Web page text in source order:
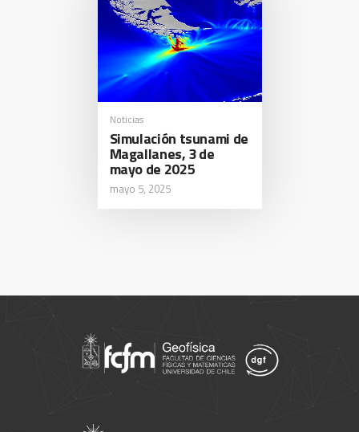
Noticias
Simulación tsunami de
Magallanes, 3 de
mayo de 2025
mayo 5, 2025